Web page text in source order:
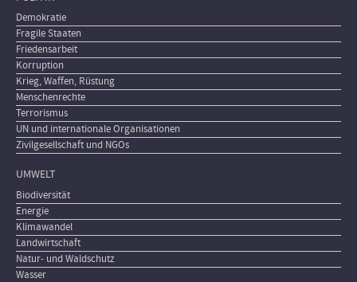
Demokratie
Fragile Staaten
Friedensarbeit
Korruption
Krieg, Waffen, Rüstung
Menschenrechte
Terrorismus
UN und internationale Organisationen
Zivilgesellschaft und NGOs
UMWELT
Biodiversität
Energie
Klimawandel
Landwirtschaft
Natur- und Waldschutz
Wasser